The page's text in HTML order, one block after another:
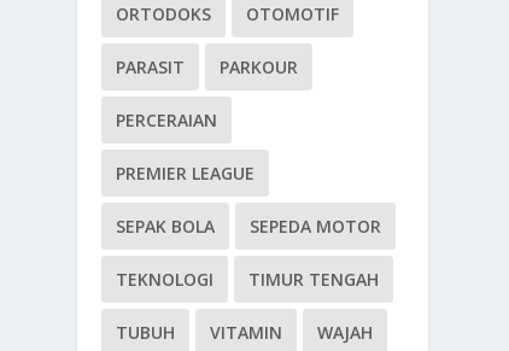
ORTODOKS OTOMOTIF
PARASIT PARKOUR
PERCERAIAN
PREMIER LEAGUE
SEPAK BOLA SEPEDA MOTOR
TEKNOLOGI TIMUR TENGAH
TUBUH VITAMIN WAJAH